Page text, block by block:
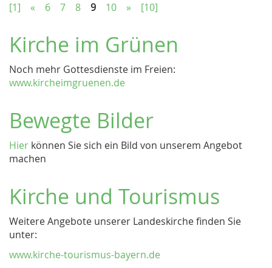
[1] « 6 7 8 9 10 » [10]
Kirche im Grünen
Noch mehr Gottesdienste im Freien:
www.kircheimgruenen.de
Bewegte Bilder
Hier können Sie sich ein Bild von unserem Angebot
machen
Kirche und Tourismus
Weitere Angebote unserer Landeskirche finden Sie
unter:
www.kirche-tourismus-bayern.de